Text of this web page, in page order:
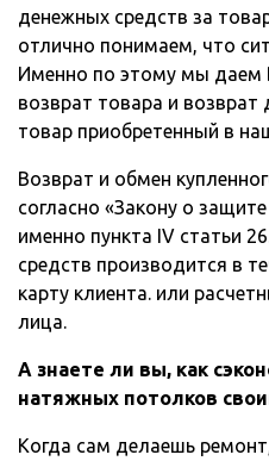
денежных средств за
отлично понимаем, что
Именно по этому мы даем
возврат товара и
товар приобретенный в
Возврат и обмен
согласно «Закону о
именно пункта IV статьи
средств производится в
карту клиента. или
лица.
А знаете ли вы, как
натяжных потолков
Когда сам делаешь